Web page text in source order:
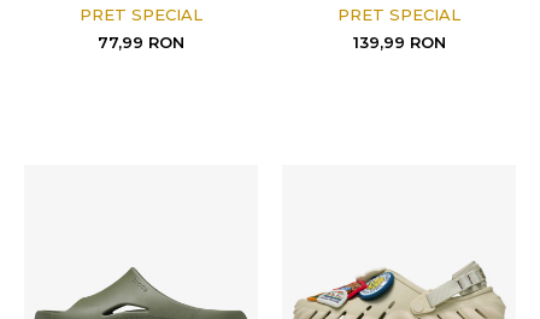
PRET SPECIAL
77,99 RON
PRET SPECIAL
139,99 RON